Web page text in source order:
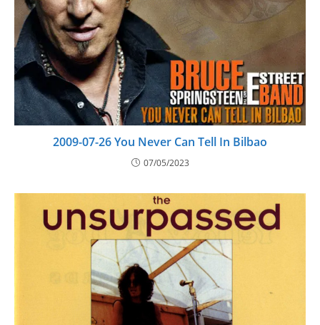
2009-07-26 You Never Can Tell In Bilbao
07/05/2023